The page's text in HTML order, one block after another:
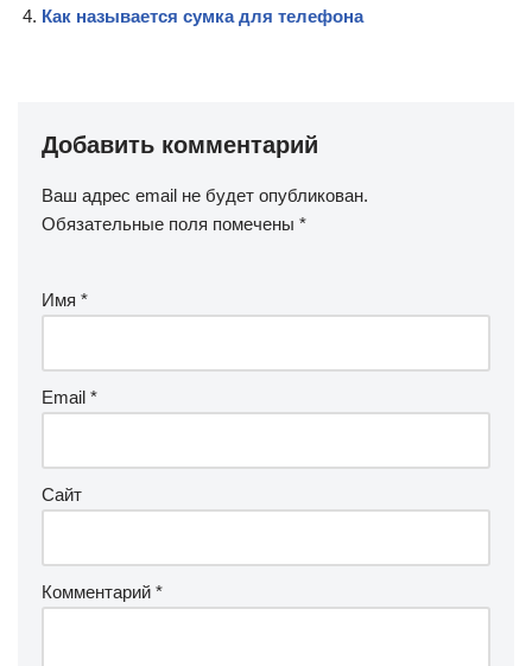
Как называется сумка для телефона
Добавить комментарий
Ваш адрес email не будет опубликован.
Обязательные поля помечены *
Имя *
Email *
Сайт
Комментарий *